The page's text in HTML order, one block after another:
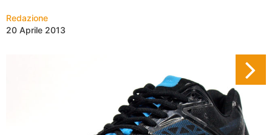
Redazione
20 Aprile 2013